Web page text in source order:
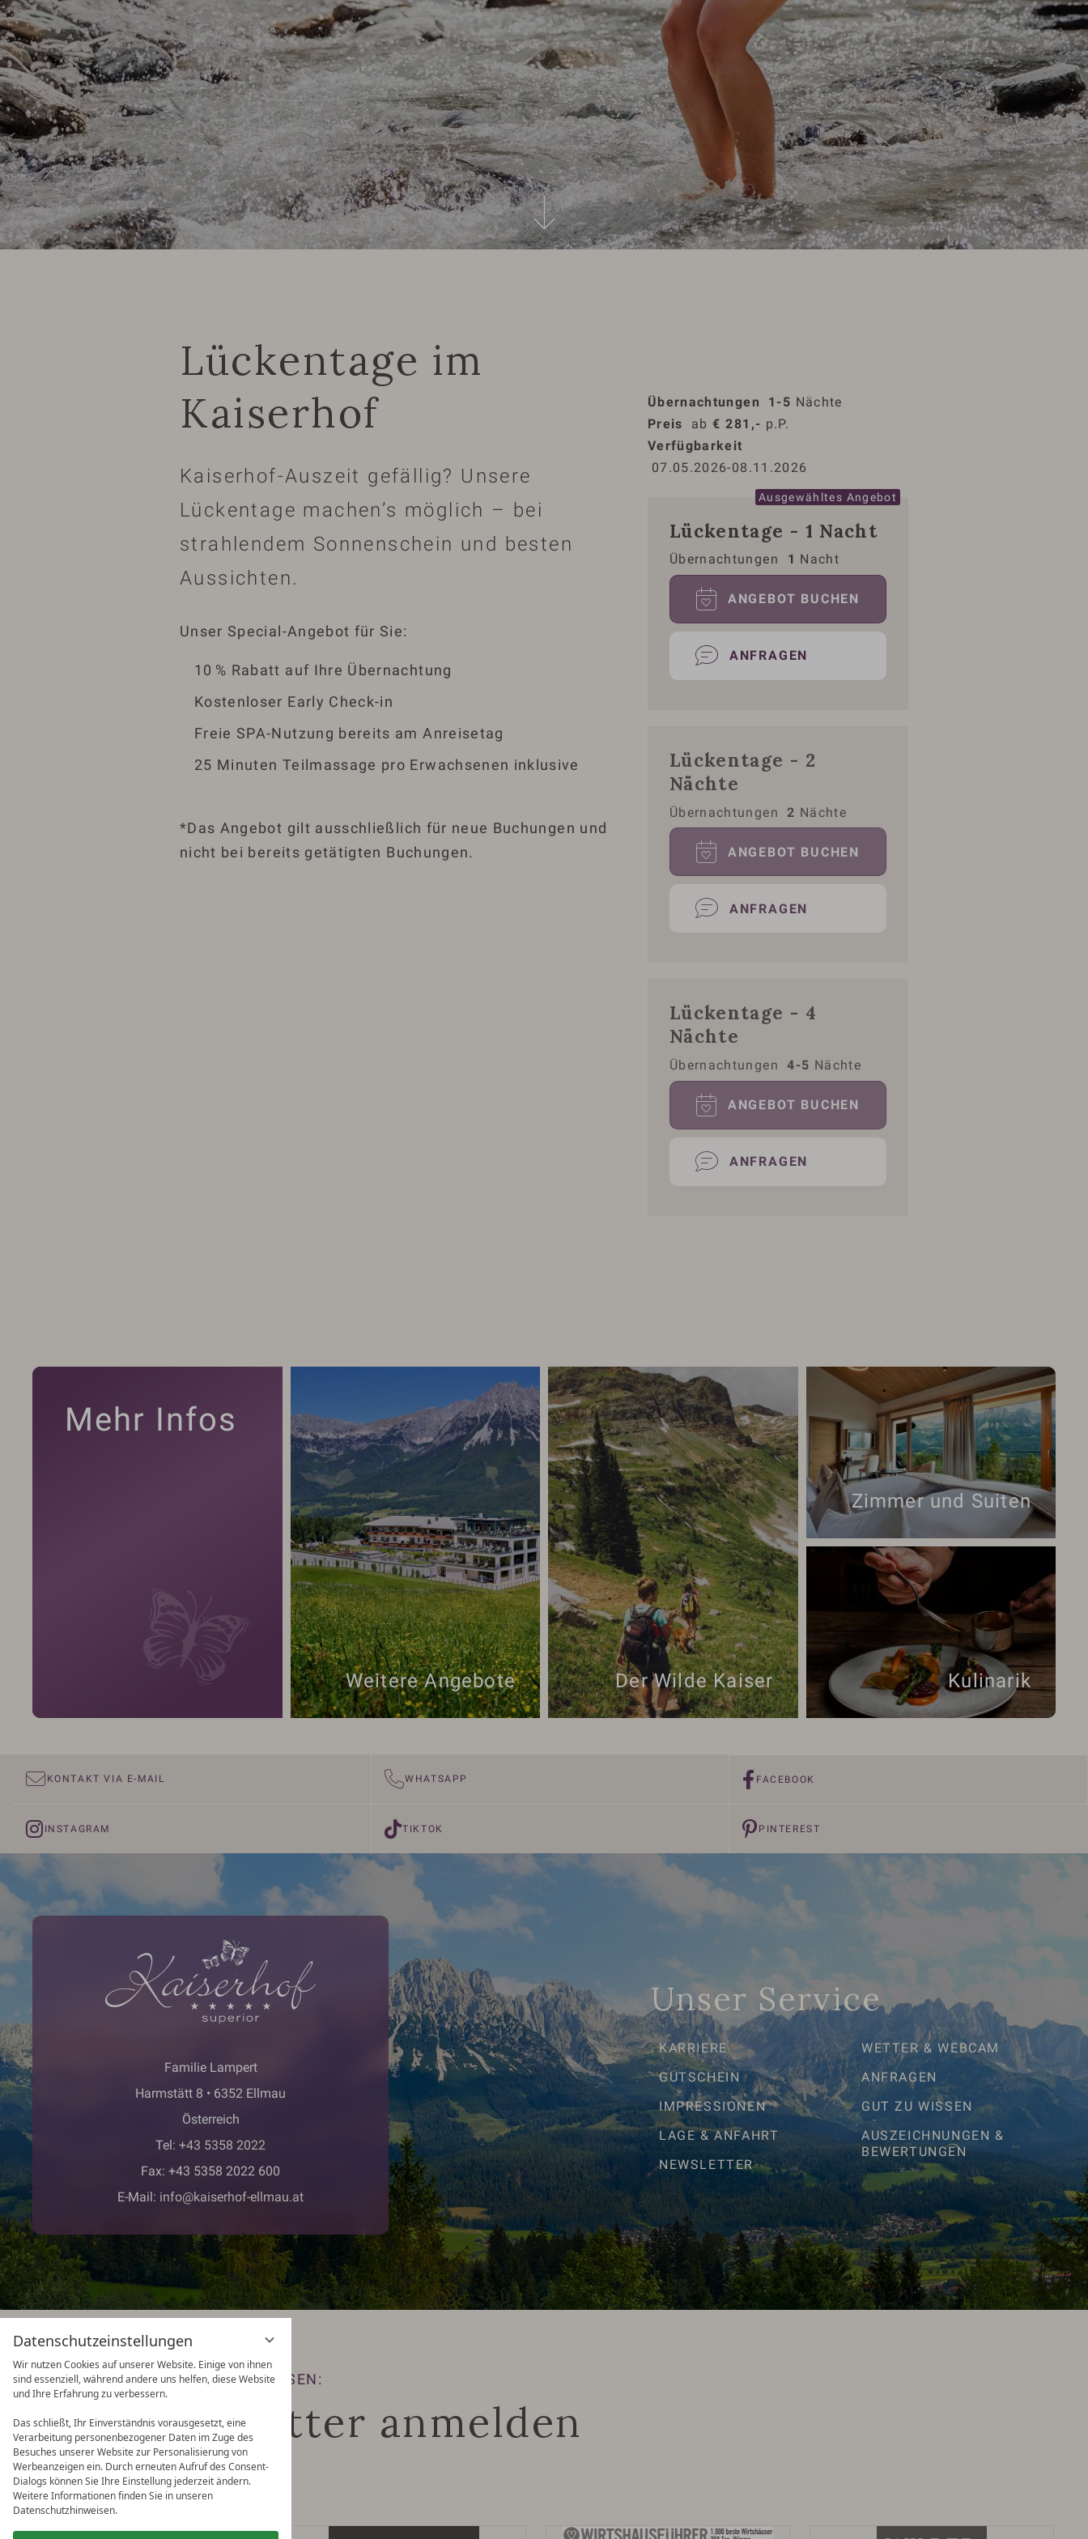
Datenschutzeinstellungen
Wir nutzen Cookies auf unserer Website. Einige von ihnen
sind essenziell, während andere uns helfen, diese Website
und Ihre Erfahrung zu verbessern.
Das schließt, Ihr Einverständnis vorausgesetzt, eine
Verarbeitung personenbezogener Daten im Zuge des
Besuches unserer Website zur Personalisierung von
Werbeanzeigen ein. Durch erneuten Aufruf des Consent-
Dialogs können Sie Ihre Einstellung jederzeit ändern.
Weitere Informationen finden Sie in unseren
Datenschutzhinweisen.
Lückentage im
Kaiserhof
Kaiserhof-Auszeit gefällig? Unsere
Lückentage machen’s möglich – bei
strahlendem Sonnenschein und besten
Aussichten.
Unser Special-Angebot für Sie:
10 % Rabatt auf Ihre Übernachtung
Kostenloser Early Check-in
Freie SPA-Nutzung bereits am Anreisetag
25 Minuten Teilmassage pro Erwachsenen inklusive
*Das Angebot gilt ausschließlich für neue Buchungen und
nicht bei bereits getätigten Buchungen.
Übernachtungen 1-5 Nächte
Preis
ab € 281,- p.P.
Verfügbarkeit
07.05.2026-08.11.2026
Lückentage - 1 Nacht
Übernachtungen 1 Nacht
ANGEBOT BUCHEN
ANFRAGEN
Lückentage - 2
Nächte
Übernachtungen 2 Nächte
ANGEBOT BUCHEN
ANFRAGEN
Lückentage - 4
Nächte
Übernachtungen 4-5 Nächte
ANGEBOT BUCHEN
ANFRAGEN
Mehr Infos
Weitere Angebote Der Wilde Kaiser
Zimmer und Suiten
Kulinarik
KONTAKT VIA E-MAIL WHATSAPP FACEBOOK
INSTAGRAM TIKTOK PINTEREST
Familie Lampert
Harmstätt 8 • 6352 Ellmau
Österreich
Tel: +43 5358 2022
Fax: +43 5358 2022 600
E-Mail: info@kaiserhof-ellmau.at
Unser Service
KARRIERE
GUTSCHEIN
IMPRESSIONEN
LAGE & ANFAHRT
NEWSLETTER
WETTER & WEBCAM
ANFRAGEN
GUT ZU WISSEN
AUSZEICHNUNGEN &
BEWERTUNGEN
KEINE ANGEBOTE MEHR VERPASSEN:
Zum Newsletter anmelden